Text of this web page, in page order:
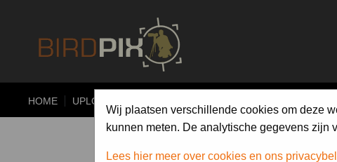
HOME UPLOAD
Wij plaatsen verschillende cookies om deze
kunnen meten. De analytische gegevens zijn
Lees hier meer over cookies en ons